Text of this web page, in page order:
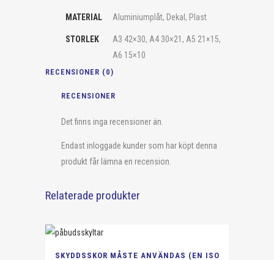
MATERIAL Aluminiumplåt, Dekal, Plast
STORLEK
A3 42×30, A4 30×21, A5 21×15,
A6 15×10
RECENSIONER (0)
RECENSIONER
Det finns inga recensioner än.
Endast inloggade kunder som har köpt denna
produkt får lämna en recension.
Relaterade produkter
SKYDDSSKOR MÅSTE ANVÄNDAS (EN ISO